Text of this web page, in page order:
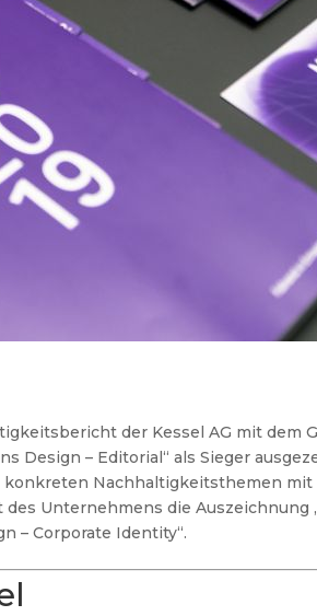
der Kessel AG mit dem
Design – Editorial“ als Sieger
Nachhaltigkeitsthemen mit
Unternehmens die Auszeichnung
– Corporate Identity“.